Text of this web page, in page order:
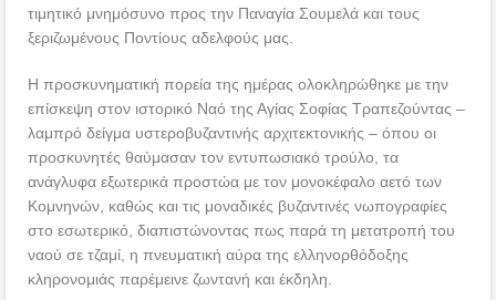
τιμητικό μνημόσυνο προς την Παναγία Σουμελά και τους
ξεριζωμένους Ποντίους αδελφούς μας.
Η προσκυνηματική πορεία της ημέρας ολοκληρώθηκε με την
επίσκεψη στον ιστορικό Ναό της Αγίας Σοφίας Τραπεζούντας –
λαμπρό δείγμα υστεροβυζαντινής αρχιτεκτονικής – όπου οι
προσκυνητές θαύμασαν τον εντυπωσιακό τρούλο, τα
ανάγλυφα εξωτερικά προστώα με τον μονοκέφαλο αετό των
Κομνηνών, καθώς και τις μοναδικές βυζαντινές νωπογραφίες
στο εσωτερικό, διαπιστώνοντας πως παρά τη μετατροπή του
ναού σε τζαμί, η πνευματική αύρα της ελληνορθόδοξης
κληρονομιάς παρέμεινε ζωντανή και έκδηλη.